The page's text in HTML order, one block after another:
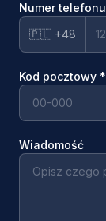
Numer telefonu
🇵🇱 +48
Kod pocztowy *
Wiadomość